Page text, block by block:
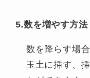
5.数を増やす方法
数を降らす場
玉土に挿す、